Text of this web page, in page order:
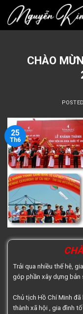
content
CHÀO
25
Th6
Trải qua nhiều thế hệ,
góp phần xây dựng bản
Chủ tịch Hồ Chí Minh đã
thành xã hội , gia đình